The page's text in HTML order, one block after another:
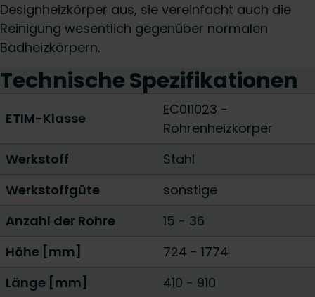
Designheizkörper aus, sie vereinfacht auch die
Reinigung wesentlich gegenüber normalen
Badheizkörpern.
Technische Spezifikationen
ETIM-Klasse
EC011023 -
Röhrenheizkörper
Werkstoff
Stahl
Werkstoffgüte
sonstige
Anzahl der Rohre
15 - 36
Höhe [mm]
724 - 1774
Länge [mm]
410 - 910